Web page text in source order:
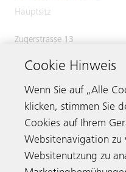
Hauptsitz
Zugerstrasse 13
Switzerland
Phone:+41 41 445 31 31
Kontaktieren
Cookie Hinweis
Wenn Sie auf „Alle
klicken, stimmen Sie
Cookies auf Ihrem
Websitenavigation zu
Websitenutzung zu